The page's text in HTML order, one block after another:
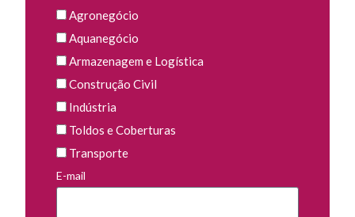
Agronegócio
Aquanegócio
Armazenagem e Logística
Construção Civil
Indústria
Toldos e Coberturas
Transporte
E-mail